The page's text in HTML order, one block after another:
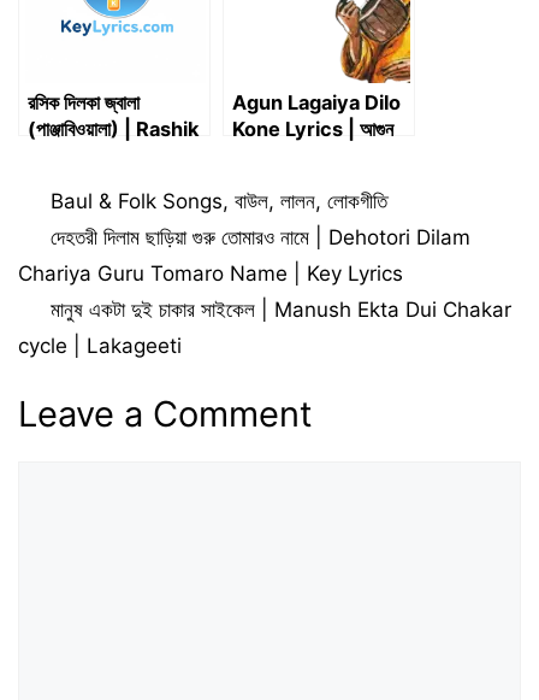
রসিক দিলকা জ্বালা
(পাঞ্জাবিওয়ালা) | Rashik
Lyrics
Agun Lagaiya Dilo
Kone Lyrics | আগুন
Categories
Baul & Folk Songs,বাউল,লালন,লোকগীতি
দেহতরী দিলাম ছাড়িয়া গুরু তোমারও নামে | Dehotori Dilam
Chariya Guru Tomaro Name | Key Lyrics
মানুষ একটা দুই চাকার সাইকেল | Manush Ekta Dui Chakar
cycle | Lakageeti
Leave a Comment